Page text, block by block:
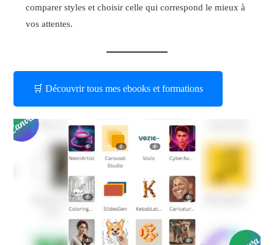
comparer styles et choisir celle qui correspond le mieux à
vos attentes.
🛒 Découvrir tous mes ebooks et formations